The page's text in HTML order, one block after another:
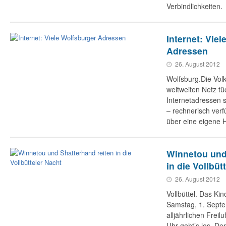
Verbindlichkeiten.
Internet:
Adressen
26. August 2012
Wolfsburg.Die
weltweiten Netz
Internetadressen
– rechnerisch
über eine eigene
Winnetou
in die
26. August 2012
Vollbüttel. Das
Samstag, 1.
alljährlichen